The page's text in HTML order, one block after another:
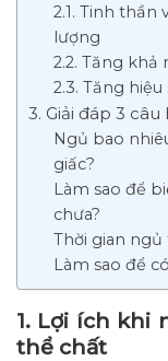
2.1. Tinh thần
lượng
2.2. Tăng khả
2.3. Tăng
3. Giải đáp 3
Ngủ bao
giấc?
Làm sao để
chưa?
Thời gian
Làm sao để
1. Lợi ích khi
thể chất